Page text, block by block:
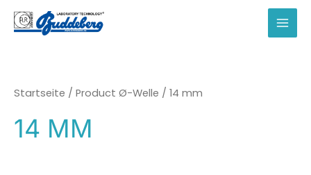
Zum
Inhalt
springen
Startseite / Product Ø-Welle / 14 mm
14 MM